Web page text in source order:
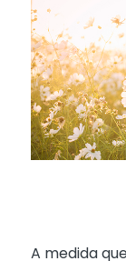
A medida